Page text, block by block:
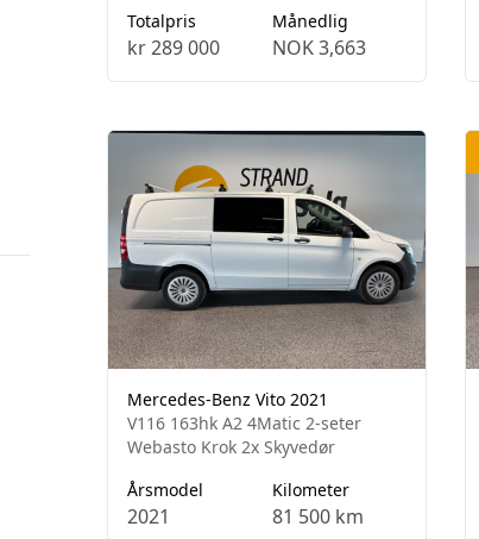
Totalpris
kr 289 000
Månedlig
NOK 3,663
Mercedes-Benz Vito 2021
V116 163hk A2 4Matic 2-seter
Webasto Krok 2x Skyvedør
Årsmodel
2021
Kilometer
81 500 km